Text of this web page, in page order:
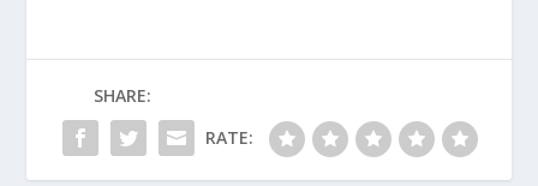
SHARE:
RATE: